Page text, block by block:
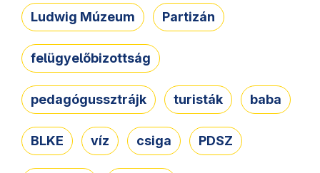
Ludwig Múzeum Partizán
felügyelőbizottság
pedagógussztrájk turisták baba
BLKE víz csiga PDSZ